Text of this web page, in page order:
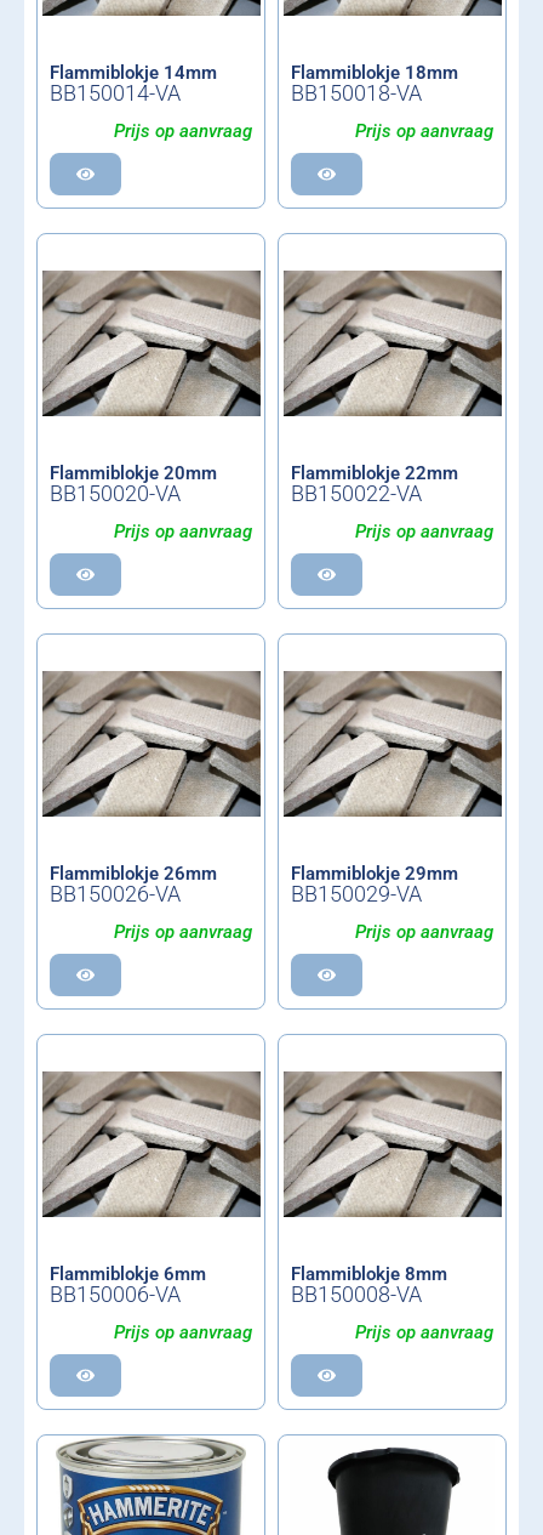
Flammiblokje 14mm
BB150014-VA
Prijs op aanvraag
Flammiblokje 18mm
BB150018-VA
Prijs op aanvraag
Flammiblokje 20mm
BB150020-VA
Prijs op aanvraag
Flammiblokje 22mm
BB150022-VA
Prijs op aanvraag
Flammiblokje 26mm
BB150026-VA
Prijs op aanvraag
Flammiblokje 29mm
BB150029-VA
Prijs op aanvraag
Flammiblokje 6mm
BB150006-VA
Prijs op aanvraag
Flammiblokje 8mm
BB150008-VA
Prijs op aanvraag